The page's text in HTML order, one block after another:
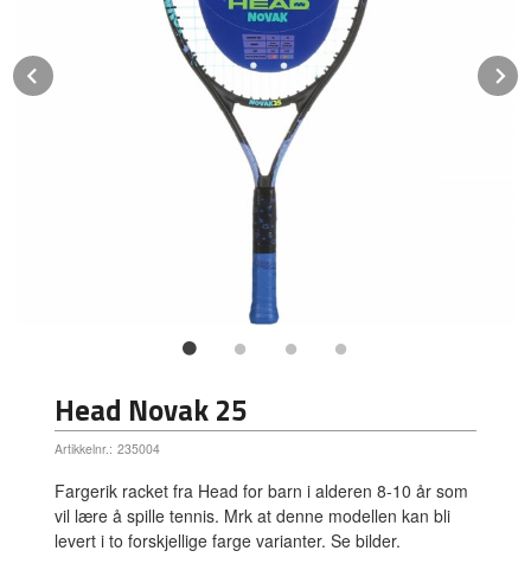
Head Novak 25
Artikkelnr.: 235004
Fargerik racket fra Head for barn i alderen 8-10 år som
vil lære å spille tennis. Mrk at denne modellen kan bli
levert i to forskjellige farge varianter. Se bilder.